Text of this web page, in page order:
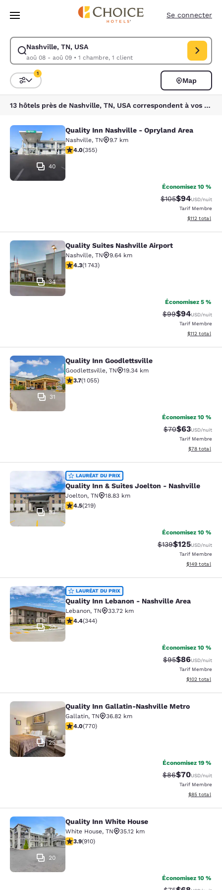
Sauter à Contenu Principal
Se connecter
Nashville, TN, USA
aoû 08 - aoû 09• 1 chambre, 1 client
Modifier la recherche pour Nashville, TN, USA. Date d’arrivée aoû 08,
Triez et filtrez
1
Map
13 hôtels près de Nashville, TN, USA correspondent à vos filtres
Quality Inn Nashville - Opryland
40
Quality Inn Nashville - Opryland Area
Nashville, TN
9.7 km
4.05 étoiles. Très Bien. 355 commentaires
4.0(355)
Économisez 10 %
Tarif barré :
$105Tarif réduit :
$94USD/nuit
Tarif Membre
Afficher les
$112 total
Quality Suites Nashville Airport
34
Quality Suites Nashville Airport
Nashville, TN
9.64 km
4.26 étoiles. Excellent. 1743 commentaires
4.3(1 743)
Économisez 5 %
Tarif barré :
$99Tarif réduit :
$94USD/nuit
Tarif Membre
Afficher les
$112 total
Quality Inn Goodlettsville
31
Quality Inn Goodlettsville
Goodlettsville, TN
19.34 km
3.68 étoiles. Bien. 1055 commentaires
3.7(1 055)
Économisez 10 %
Tarif barré :
$70Tarif réduit :
$63USD/nuit
Tarif Membre
Afficher les
$78 total
Quality Inn & Suites Joelton -
33
LAURÉAT DU PRIX
Quality Inn & Suites Joelton - Nashville
Joelton, TN
18.83 km
4.5 étoiles. Excellent. 219 commentaires
4.5(219)
Économisez 10 %
Tarif barré :
$139Tarif réduit :
$125USD/nuit
Tarif Membre
Afficher les
$149 total
Quality Inn Lebanon - Nashville
30
LAURÉAT DU PRIX
Quality Inn Lebanon - Nashville Area
Lebanon, TN
33.72 km
4.38 étoiles. Excellent. 344 commentaires
4.4(344)
Économisez 10 %
Tarif barré :
$95Tarif réduit :
$86USD/nuit
Tarif Membre
Afficher les
$102 total
Quality Inn Gallatin-Nashville Metro
25
Quality Inn Gallatin-Nashville Metro
Gallatin, TN
36.82 km
4 étoiles. Très Bien. 770 commentaires
4.0(770)
Économisez 19 %
Tarif barré :
$86Tarif réduit :
$70USD/nuit
Tarif Membre
Afficher les
$85 total
Quality Inn White House
20
Quality Inn White House
White House, TN
35.12 km
3.85 étoiles. Bien. 910 commentaires
3.9(910)
Économisez 10 %